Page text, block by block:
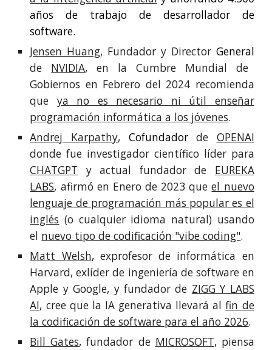
años de trabajo de desarrollador de
software.
Jensen Huang, Fundador y Director General
de NVIDIA, en la Cumbre Mundial de
Gobiernos en Febrero del 2024 recomienda
que ya no es necesario ni útil enseñar
programación informática a los jóvenes.
Andrej Karpathy, Cofundadorde OPENAI
donde fue investigador científico líder para
CHATGPT y actual fundador de EUREKA
LABS, afirmó en Enero de 2023 queel nuevo
lenguaje de programación más popular es el
inglés (o cualquier idioma natural) usando
el nuevo tipo de codificación "vibe coding".
Matt Welsh, exprofesor de informática en
Harvard, exlíder de ingeniería de software en
Apple y Google, y fundador de ZIGG Y LABS
AI, cree que la IA generativa llevará alfin de
la codificación de software para el año 2026.
Bill Gates, fundador de MICROSOFT, piensa